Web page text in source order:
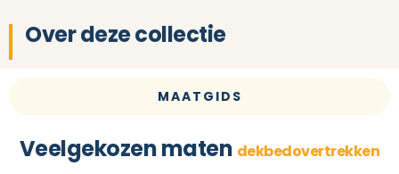
Over deze collectie
MAATGIDS
Veelgekozen maten dekbedovertrekken